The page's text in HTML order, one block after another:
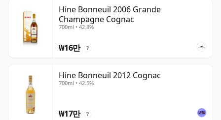
Hine Bonneuil 2006 Grande
Champagne Cognac
700ml • 42.8%
₩16만 ?
Hine Bonneuil 2012 Cognac
700ml • 42.5%
₩17만 ?